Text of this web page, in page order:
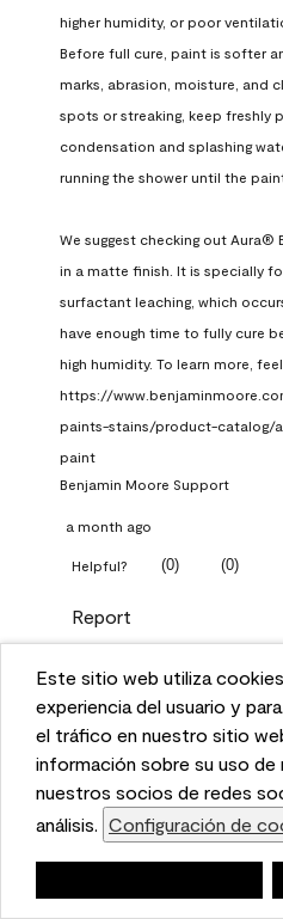
This website uses cookies to
and to analyze performance
We also share information
with our social media,
partners. Cookie Settings
Este sitio web utiliza
experiencia del usuario y
el tráfico en nuestro sitio
información sobre su uso
nuestros socios de redes
análisis. Configuración de
higher humidity, or poor
Before full cure, paint is softer
marks, abrasion, moisture, and
spots or streaking, keep freshly
condensation and splashing
running the shower until the
We suggest checking out Aura®
in a matte finish. It is specially
surfactant leaching, which
have enough time to fully cure
high humidity. To learn more,
https://
paints-stains/product-catalog/
paint
Benjamin Moore Support
a month ago
Helpful? (0) (0)
Report
Q: What Aura
should I use in
entryway?
1 Answer